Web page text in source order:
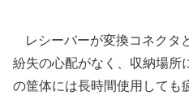
レシーバーが変換コネクタ
紛失の心配がなく、収納場所
の筐体には長時間使用しても